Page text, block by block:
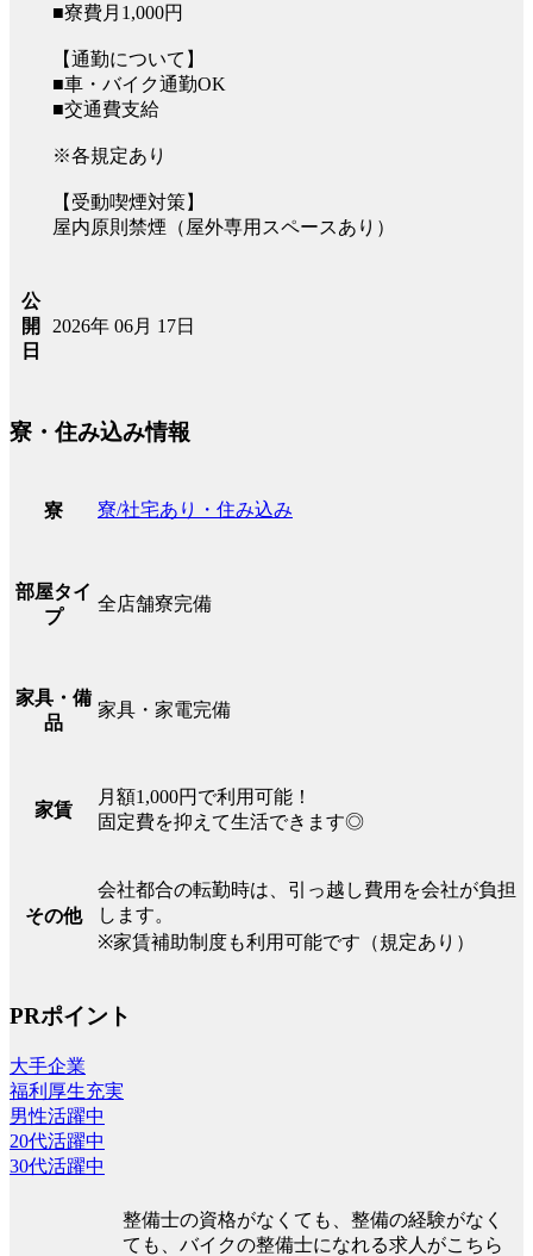
■寮費月1,000円
【通勤について】
■車・バイク通勤OK
■交通費支給
※各規定あり
【受動喫煙対策】
屋内原則禁煙（屋外専用スペースあり）
公
開
日
2026年 06月 17日
寮・住み込み情報
寮 寮/社宅あり・住み込み
部屋タイ
プ
全店舗寮完備
家具・備
品
家具・家電完備
家賃
月額1,000円で利用可能！
固定費を抑えて生活できます◎
その他
会社都合の転勤時は、引っ越し費用を会社が負担
します。
※家賃補助制度も利用可能です（規定あり）
PRポイント
大手企業
福利厚生充実
男性活躍中
20代活躍中
30代活躍中
整備士の資格がなくても、整備の経験がなく
ても、バイクの整備士になれる求人がこちら